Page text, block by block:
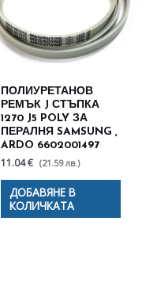
ПОЛИУРЕТАНОВ
РЕМЪК J СТЪПКА
1270 J5 POLY ЗА
ПЕРАЛНЯ SAMSUNG ,
ARDO 6602001497
11.04 € (21.59 лв.)
ДОБАВЯНЕ В
КОЛИЧКАТА